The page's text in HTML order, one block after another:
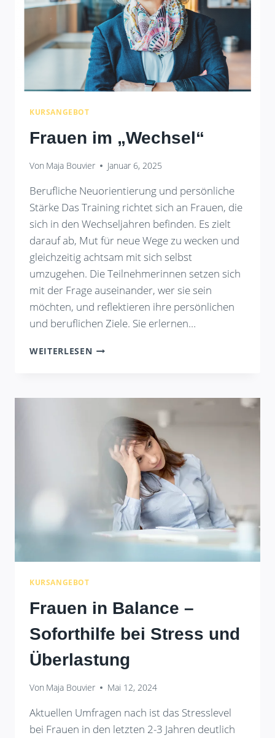
KURSANGEBOT
Frauen im „Wechsel“
Von Maja Bouvier Januar 6, 2025
Berufliche Neuorientierung und persönliche
Stärke Das Training richtet sich an Frauen, die
sich in den Wechseljahren befinden. Es zielt
darauf ab, Mut für neue Wege zu wecken und
gleichzeitig achtsam mit sich selbst
umzugehen. Die Teilnehmerinnen setzen sich
mit der Frage auseinander, wer sie sein
möchten, und reflektieren ihre persönlichen
und beruflichen Ziele. Sie erlernen…
WEITERLESENFRAUEN
KURSANGEBOT
Frauen in Balance –
Soforthilfe bei Stress und
Überlastung
Von Maja Bouvier Mai 12, 2024
Aktuellen Umfragen nach ist das Stresslevel
bei Frauen in den letzten 2-3 Jahren deutlich